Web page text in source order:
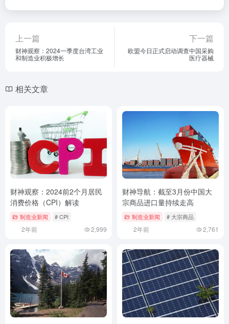
上一篇
财神观察：2024一季度台湾工业
和制造业积极增长
下一篇
欧盟今日正式启动调查中国采购
医疗器械
相关文章
财神观察：2024前2个月居民
消费价格（CPI）解读
制造业新闻 # CPI
2年前 2,999
财神导航：截至3月份中国大
宗商品进口量持续走高
制造业新闻 # 大宗商品
2年前 2,761